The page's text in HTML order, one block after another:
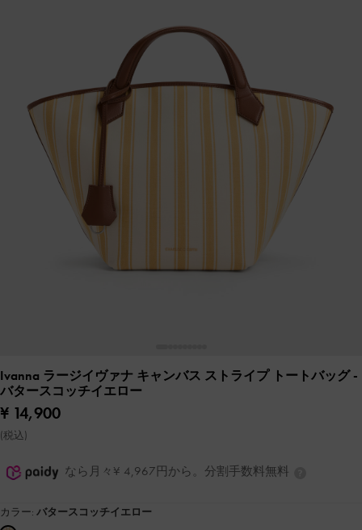
Ivanna ラージイヴァナ キャンバス ストライプ トートバッグ-
バタースコッチイエロー
¥ 14,900
(税込)
なら月々¥ 4,967円から。分割手数料無料
カラー: バタースコッチイエロー